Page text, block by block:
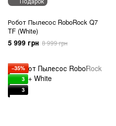
Робот Пылесос RoboRock Q7
TF (White)
5 999 грн 8 999 грн
−35%
3
3